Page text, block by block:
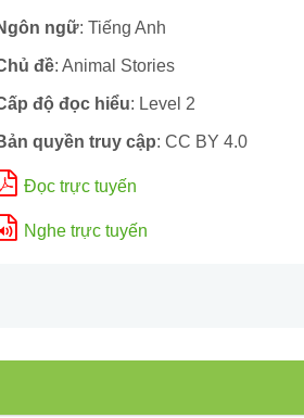
ngữ: Tiếng Anh
đề: Animal Stories
độ đọc hiểu: Level 2
quyền truy cập: CC BY 4.0
Đọc trực tuyến
Nghe trực tuyến